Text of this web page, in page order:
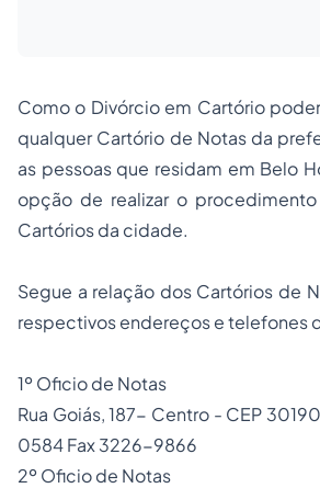
Como o Divórcio em Cartório
qualquer Cartório de Notas da
as pessoas que residam em Belo
opção de realizar o
Cartórios da cidade.
Segue a relação dos Cartórios de
respectivos endereços e telefones
1º Oficio de Notas
Rua Goiás, 187- Centro - CEP
0584 Fax 3226-9866
2º Oficio de Notas